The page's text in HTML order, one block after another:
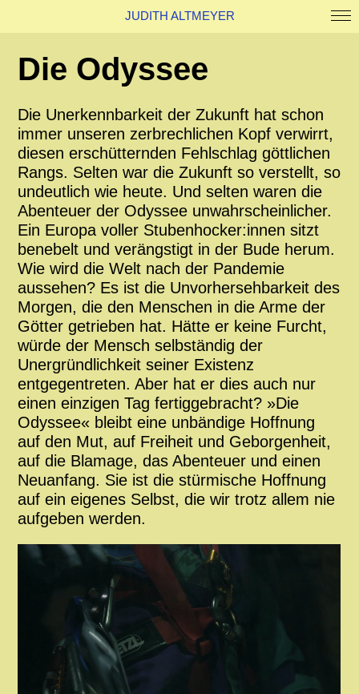
About
Kontakt
JUDITH ALTMEYER
Die Odyssee
Die Unerkennbarkeit der Zukunft hat schon
immer unseren zerbrechlichen Kopf verwirrt,
diesen erschütternden Fehlschlag göttlichen
Rangs. Selten war die Zukunft so verstellt, so
undeutlich wie heute. Und selten waren die
Abenteuer der Odyssee unwahrscheinlicher.
Ein Europa voller Stubenhocker:innen sitzt
benebelt und verängstigt in der Bude herum.
Wie wird die Welt nach der Pandemie
aussehen? Es ist die Unvorhersehbarkeit des
Morgen, die den Menschen in die Arme der
Götter getrieben hat. Hätte er keine Furcht,
würde der Mensch selbständig der
Unergründlichkeit seiner Existenz
entgegentreten. Aber hat er dies auch nur
einen einzigen Tag fertiggebracht? »Die
Odyssee« bleibt eine unbändige Hoffnung
auf den Mut, auf Freiheit und Geborgenheit,
auf die Blamage, das Abenteuer und einen
Neuanfang. Sie ist die stürmische Hoffnung
auf ein eigenes Selbst, die wir trotz allem nie
aufgeben werden.